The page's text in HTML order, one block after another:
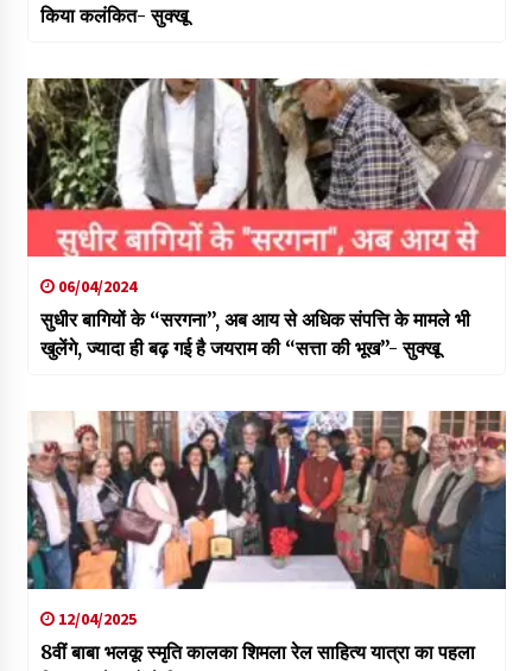
किया कलंकित- सुक्खू
06/04/2024
सुधीर बागियों के “सरगना”, अब आय से अधिक संपत्ति के मामले भी
खुलेंगे, ज्यादा ही बढ़ गई है जयराम की “सत्ता की भूख”- सुक्खू
12/04/2025
8वीं बाबा भलकू स्मृति कालका शिमला रेल साहित्य यात्रा का पहला